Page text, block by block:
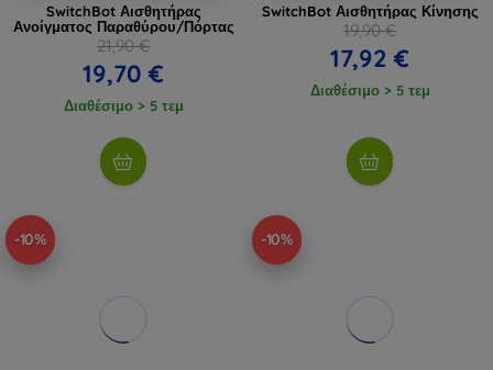
SwitchBot Αισθητήρας
Ανοίγματος Παραθύρου/Πόρτας
21,90 €
19,70 €
Διαθέσιμο > 5 τεμ
SwitchBot Αισθητήρας Κίνησης
19,90 €
17,92 €
Διαθέσιμο > 5 τεμ
-10% -10%